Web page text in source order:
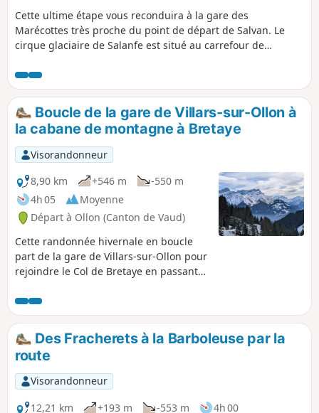
Cette ultime étape vous reconduira à la gare des
Marécottes très proche du point de départ de Salvan. Le
cirque glaciaire de Salanfe est situé au carrefour de
Golette, peu fréquenté, que vous terminerez tour. Le
passage est assez étroit, le début de la descente est équipé
de chaines. Au col vous profiterez une dernière fois d'une
vue sur Les Dents du Midi et du lac de Salanfe. À l'Est vous
profiterez du panorama sur les Alpes Valaisannes.
Boucle de la gare de Villars-sur-Ollon à
la cabane de montagne à Bretaye
Visorandonneur
8,90 km
+546 m
-550 m
4h 05
Moyenne
Départ à Ollon (Canton de Vaud)
Cette randonnée hivernale en boucle
part de la gare de Villars-sur-Ollon pour
rejoindre le Col de Bretaye en passant
la Cabane de Montagne des
Bouquetins, une ancienne cabane
militaire transformée en restaurant. À
faire en raquette s'il y a beaucoup de
neige ou en chaussures de randonnée
d'hiver lorsque l'enneigement faiblit. La
randonnée peut se faire aussi en été
(une variante est possible).
Des Fracherets à la Barboleuse par la
route
Visorandonneur
12,21 km
+193 m -553 m 4h 00